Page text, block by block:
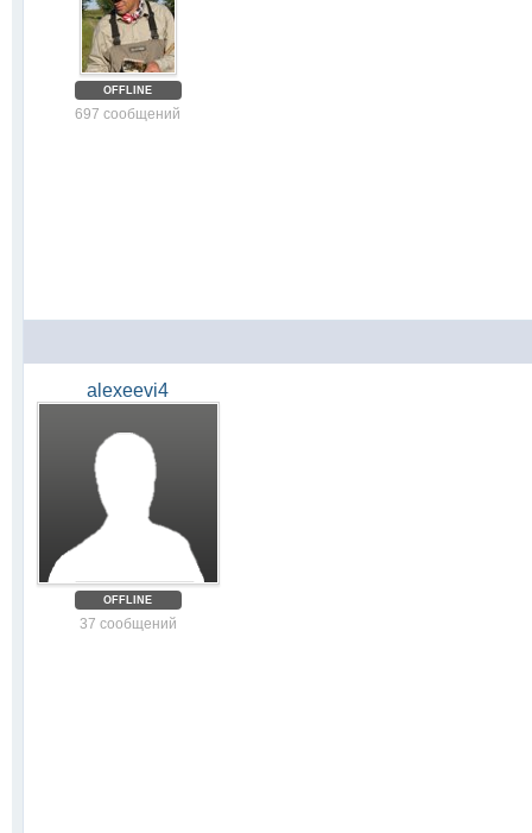
OFFLINE
697 сообщений
alexeevi4
OFFLINE
37 сообщений